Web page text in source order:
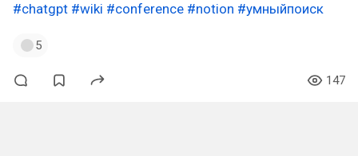
#chatgpt #wiki #conference #notion #умныйпоиск
5
147